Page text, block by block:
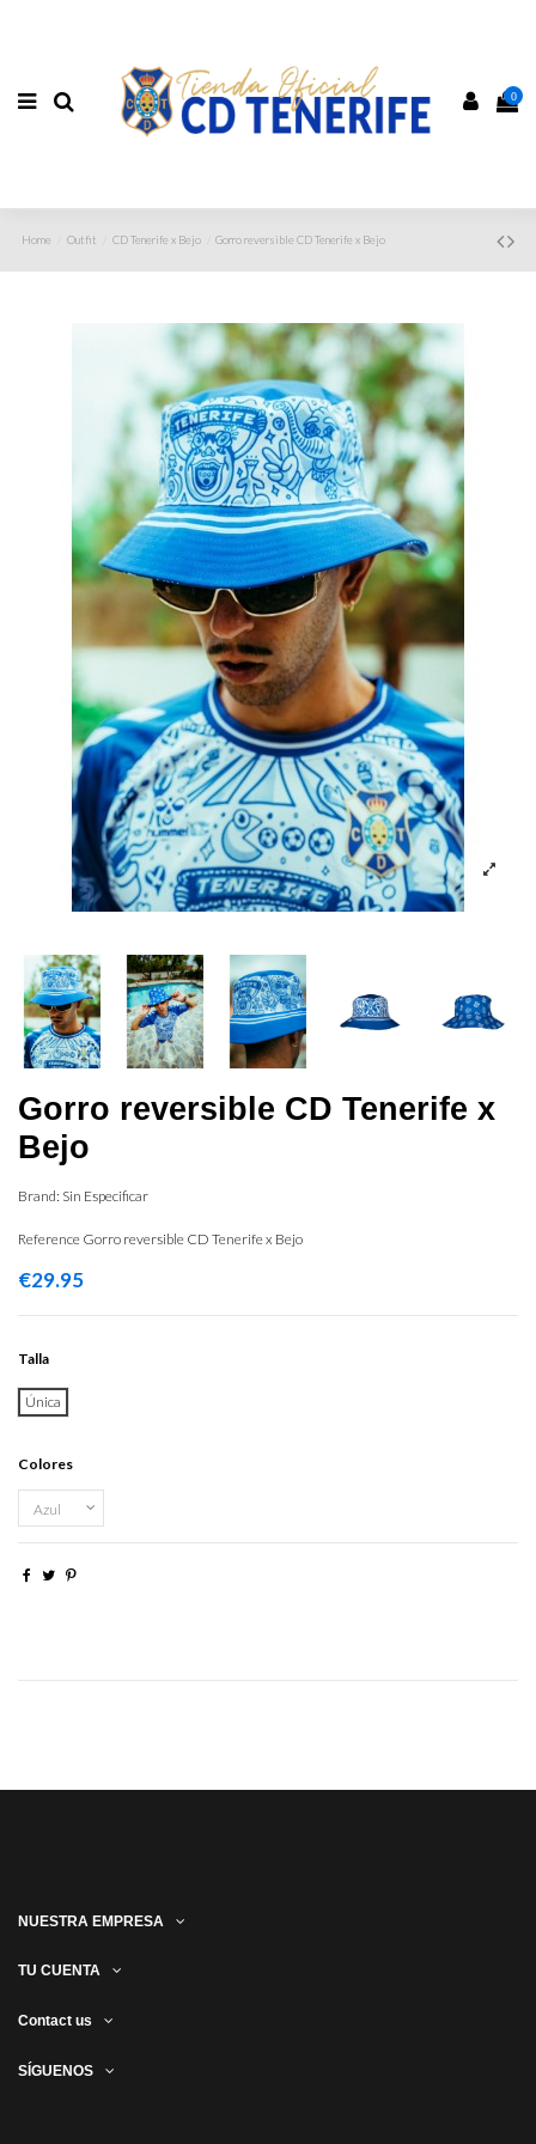
0
Home Outfit CD Tenerife x Bejo Gorro reversible CD Tenerife x Bejo
Gorro reversible CD Tenerife x
Bejo
Brand: Sin Especificar
Reference Gorro reversible CD Tenerife x Bejo
€29.95
Talla
Única
Colores
NUESTRA EMPRESA
TU CUENTA
Contact us
SÍGUENOS